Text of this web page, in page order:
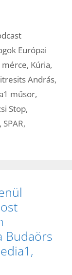
Európai
, Kúria,
András,
műsor,
Stop,
, SPAR,
Budaörs